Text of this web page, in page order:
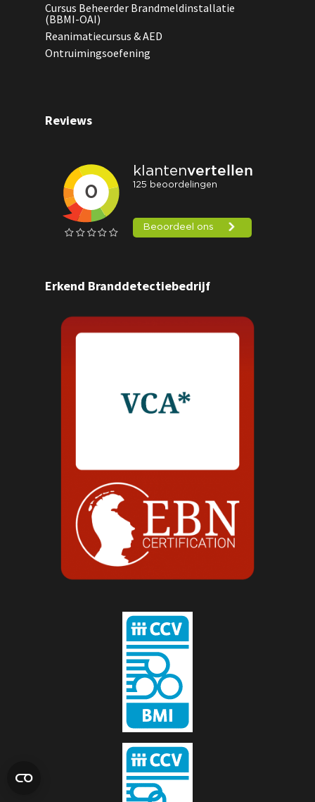
Cursus Beheerder Brandmeldinstallatie
(BBMI-OAI)
Reanimatiecursus & AED
Ontruimingsoefening
Reviews
Erkend Branddetectiebedrijf